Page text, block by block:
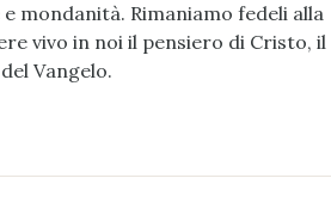
mondanità. Rimaniamo fedeli alla
vivo in noi il pensiero di Cristo, il
Vangelo.